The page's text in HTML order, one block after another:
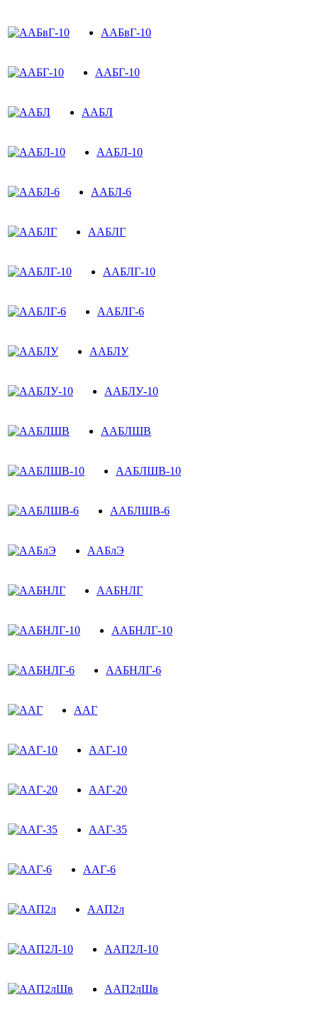
ААБвГ-10
ААБГ-10
ААБЛ
ААБЛ-10
ААБЛ-6
ААБЛГ
ААБЛГ-10
ААБЛГ-6
ААБЛУ
ААБЛУ-10
ААБЛШВ
ААБЛШВ-10
ААБЛШВ-6
ААБлЭ
ААБНЛГ
ААБНЛГ-10
ААБНЛГ-6
ААГ
ААГ-10
ААГ-20
ААГ-35
ААГ-6
ААП2л
ААП2Л-10
ААП2лШв